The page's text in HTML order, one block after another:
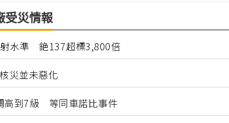
受災情報
水準 銫137超標3,800倍
災並未惡化
高到7級 等同車諾比事件